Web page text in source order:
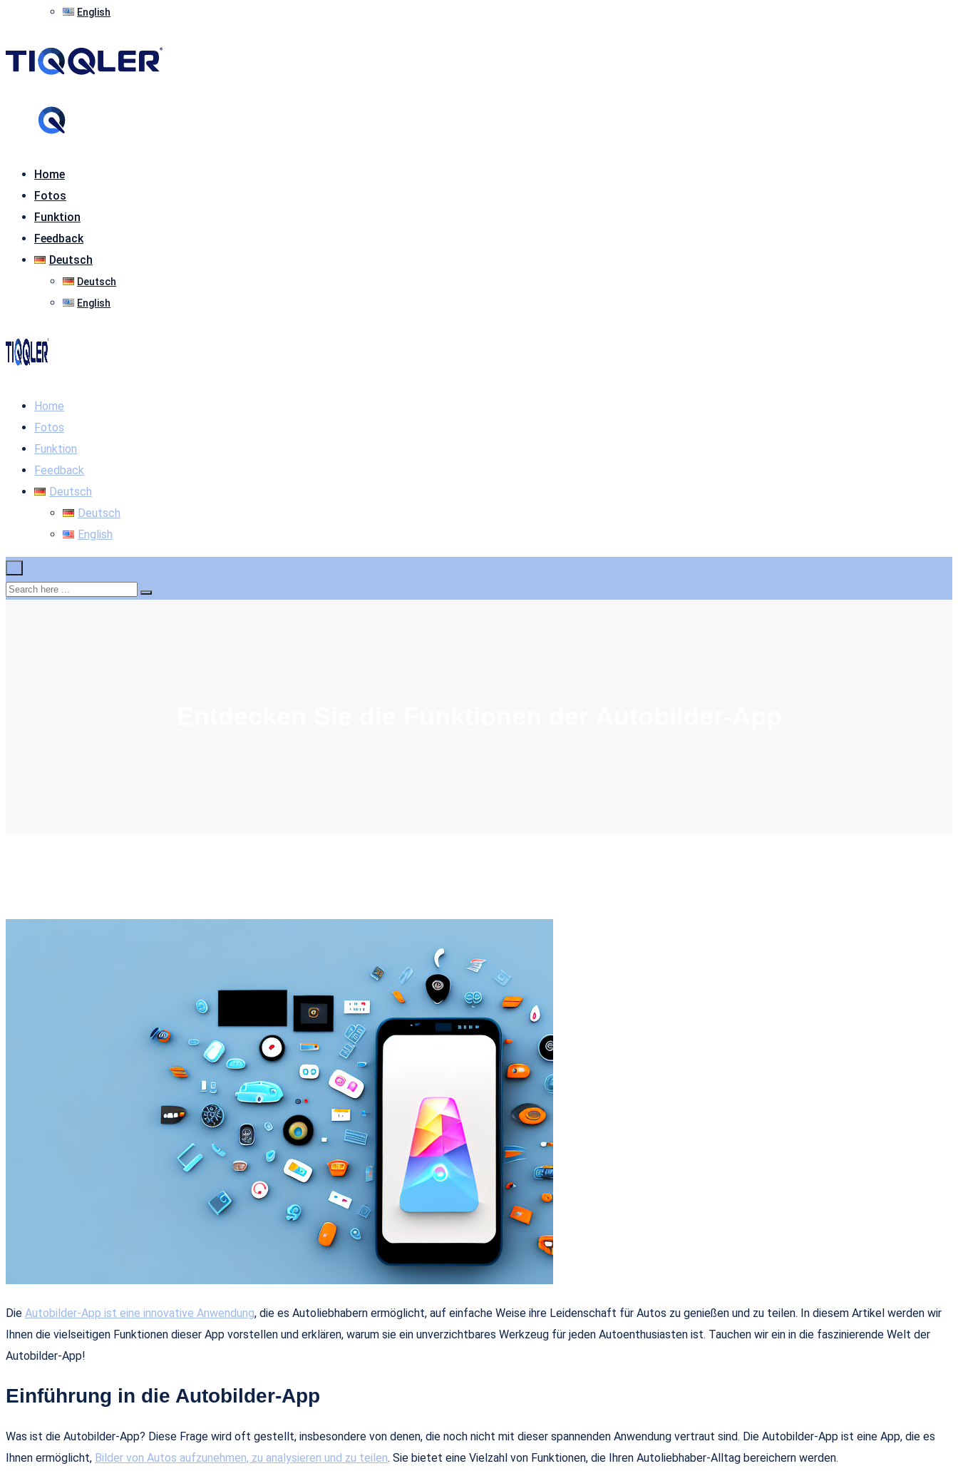
English
Home
Fotos
Funktion
Feedback
Deutsch
Deutsch
English
Home
Fotos
Funktion
Feedback
Deutsch
Deutsch
English
Die Autobilder-App ist eine innovative Anwendung, die es Autoliebhabern ermöglicht, auf einfache Weise ihre Leidenschaft für Autos zu genießen und zu teilen. In diesem Artikel werden wir
Ihnen die vielseitigen Funktionen dieser App vorstellen und erklären, warum sie ein unverzichtbares Werkzeug für jeden Autoenthusiasten ist. Tauchen wir ein in die faszinierende Welt der
Autobilder-App!
Einführung in die Autobilder-App
Was ist die Autobilder-App? Diese Frage wird oft gestellt, insbesondere von denen, die noch nicht mit dieser spannenden Anwendung vertraut sind. Die Autobilder-App ist eine App, die es
Ihnen ermöglicht, Bilder von Autos aufzunehmen, zu analysieren und zu teilen. Sie bietet eine Vielzahl von Funktionen, die Ihren Autoliebhaber-Alltag bereichern werden.